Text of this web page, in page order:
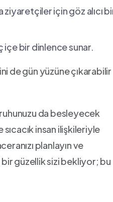
için göz alıcı
içe bir dinlence sunar.
de gün yüzüne çıkarabilir
da besleyecek
insan ​ilişkileriyle
planlayın ve
bir güzellik sizi bekliyor; bu